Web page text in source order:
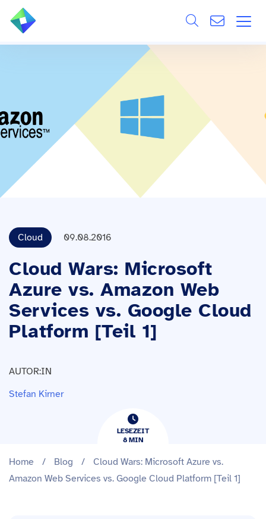
BRANCHEN
REFERENZEN
WISSEN & EVENTS
Cloud 09.08.2016
Cloud Wars: Microsoft
Azure vs. Amazon Web
Services vs. Google Cloud
Platform [Teil 1]
AUTOR:IN
Stefan Kirner
LESEZEIT
8 ​​MIN
Home / Blog /
Cloud Wars: Microsoft Azure vs.
Amazon Web Services vs. Google Cloud Platform [Teil 1]